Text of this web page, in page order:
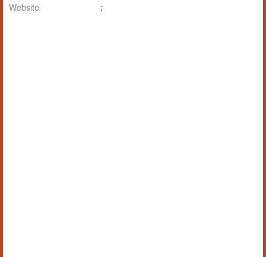
Website :